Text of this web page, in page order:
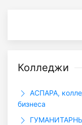
Колледжи
АСПАРА,
бизнеса